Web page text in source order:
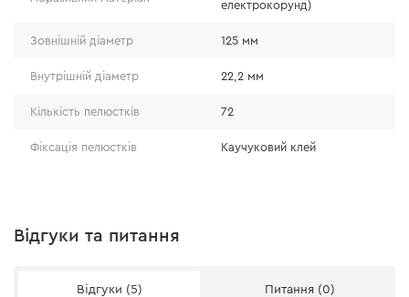
абразивний матеріал — білий електрокорунд
кгс/мм2, що забезпечує високий ресурс навіть
під час роботи з твердими матеріалами;
сталі;
електрокорунд)
Зовнішній діаметр 125 мм
Внутрішній діаметр 22,2 мм
Кількість пелюстків 72
Фіксація пелюстків Каучуковий клей
Відгуки та питання
Відгуки (5) Питання (0)